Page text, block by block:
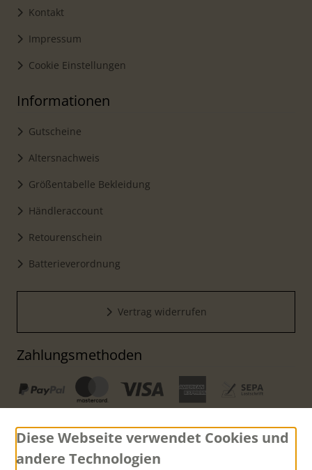
Kontakt
Impressum
Cookie Einstellungen
Informationen
Gutscheine
Altersnachweis
Größentabelle Bekleidung
Händleraccount
Retourenschein
Batterieverordnung
Vertrag widerrufen
Zahlungsmethoden
Versand
Diese Webseite verwendet Cookies und
andere Technologien